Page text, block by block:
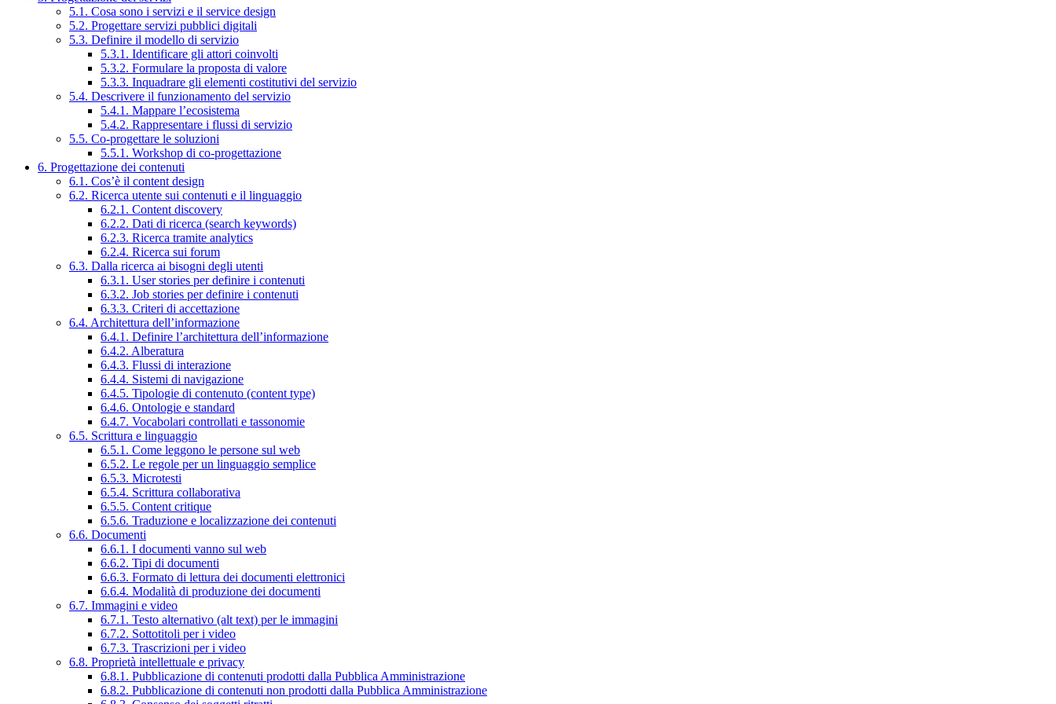
5.1. Cosa sono i servizi e il service design
5.2. Progettare servizi pubblici digitali
5.3. Definire il modello di servizio
5.3.1. Identificare gli attori coinvolti
5.3.2. Formulare la proposta di valore
5.3.3. Inquadrare gli elementi costitutivi del servizio
5.4. Descrivere il funzionamento del servizio
5.4.1. Mappare l’ecosistema
5.4.2. Rappresentare i flussi di servizio
5.5. Co-progettare le soluzioni
5.5.1. Workshop di co-progettazione
6. Progettazione dei contenuti
6.1. Cos’è il content design
6.2. Ricerca utente sui contenuti e il linguaggio
6.2.1. Content discovery
6.2.2. Dati di ricerca (search keywords)
6.2.3. Ricerca tramite analytics
6.2.4. Ricerca sui forum
6.3. Dalla ricerca ai bisogni degli utenti
6.3.1. User stories per definire i contenuti
6.3.2. Job stories per definire i contenuti
6.3.3. Criteri di accettazione
6.4. Architettura dell’informazione
6.4.1. Definire l’architettura dell’informazione
6.4.2. Alberatura
6.4.3. Flussi di interazione
6.4.4. Sistemi di navigazione
6.4.5. Tipologie di contenuto (content type)
6.4.6. Ontologie e standard
6.4.7. Vocabolari controllati e tassonomie
6.5. Scrittura e linguaggio
6.5.1. Come leggono le persone sul web
6.5.2. Le regole per un linguaggio semplice
6.5.3. Microtesti
6.5.4. Scrittura collaborativa
6.5.5. Content critique
6.5.6. Traduzione e localizzazione dei contenuti
6.6. Documenti
6.6.1. I documenti vanno sul web
6.6.2. Tipi di documenti
6.6.3. Formato di lettura dei documenti elettronici
6.6.4. Modalità di produzione dei documenti
6.7. Immagini e video
6.7.1. Testo alternativo (alt text) per le immagini
6.7.2. Sottotitoli per i video
6.7.3. Trascrizioni per i video
6.8. Proprietà intellettuale e privacy
6.8.1. Pubblicazione di contenuti prodotti dalla Pubblica Amministrazione
6.8.2. Pubblicazione di contenuti non prodotti dalla Pubblica Amministrazione